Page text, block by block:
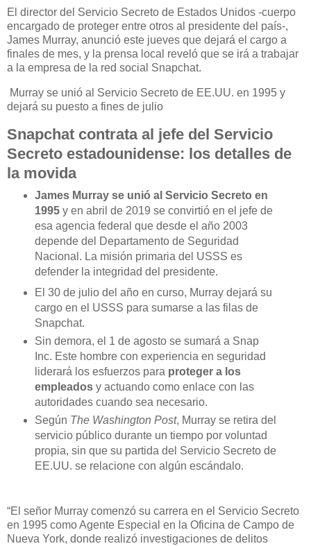
El director del Servicio Secreto de Estados Unidos -cuerpo
encargado de proteger entre otros al presidente del país-,
James Murray, anunció este jueves que dejará el cargo a
finales de mes, y la prensa local reveló que se irá a trabajar
a la empresa de la red social Snapchat.
Murray se unió al Servicio Secreto de EE.UU. en 1995 y
dejará su puesto a fines de julio
Snapchat contrata al jefe del Servicio
Secreto estadounidense: los detalles de
la movida
James Murray se unió al Servicio Secreto en
1995y en abril de 2019 se convirtió en el jefe de
esa agencia federal que desde el año 2003
depende del Departamento de Seguridad
Nacional. La misión primaria del USSS es
defender la integridad del presidente.
El 30 de julio del año en curso, Murray dejará su
cargo en el USSS para sumarse a las filas de
Snapchat.
Sin demora, el 1 de agosto se sumará a Snap
Inc. Este hombre con experiencia en seguridad
liderará los esfuerzos para proteger a los
empleados y actuando como enlace con las
autoridades cuando sea necesario.
Según The Washington Post, Murray se retira del
servicio público durante un tiempo por voluntad
propia, sin que su partida del Servicio Secreto de
EE.UU. se relacione con algún escándalo.
“El señor Murray comenzó su carrera en el Servicio Secreto
en 1995 como Agente Especial en la Oficina de Campo de
Nueva York, donde realizó investigaciones de delitos